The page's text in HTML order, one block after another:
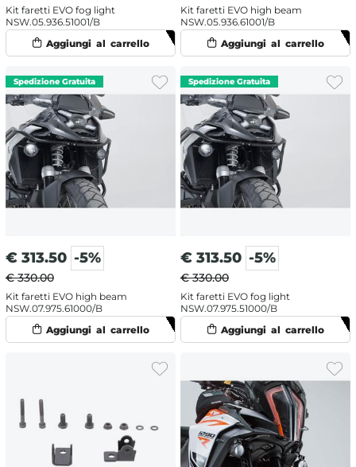
Kit faretti EVO fog light
NSW.05.936.51001/B
Kit faretti EVO high beam
NSW.05.936.61001/B
€ 313.50 -5%
€ 330.00
Kit faretti EVO high beam
NSW.07.975.61000/B
€ 313.50 -5%
€ 330.00
Kit faretti EVO fog light
NSW.07.975.51000/B